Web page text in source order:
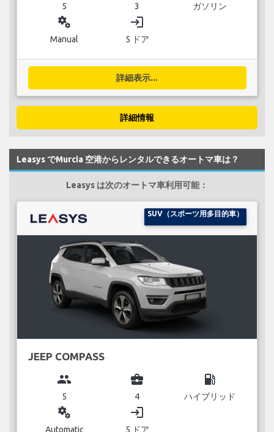
5 3 ガソリン
miscellaneous_services
Manual
login
5 ドア
詳細表示...
詳細情報
Leasys でMurcia 空港からレンタルできるオートマ車は？
Leasys は次のオートマ車利用可能：
SUV（スポーツ用多目的車）
JEEP COMPASS
group
5
business_center
4
local_gas_station
ハイブリッド
miscellaneous_services
Automatic
login
5 ドア